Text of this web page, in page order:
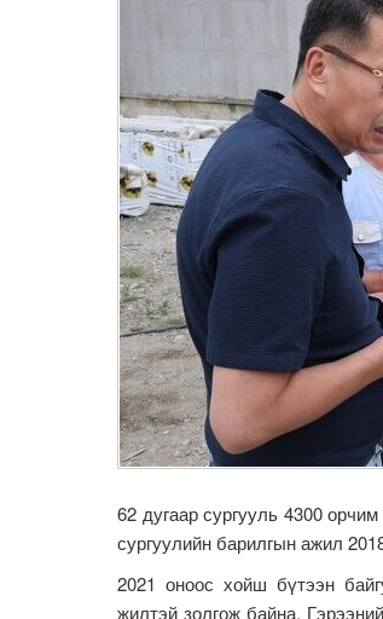
62 дугаар сургууль 4300
сургуулийн барилгын ажил
2021 оноос хойш бүтээн
жилтэй золгож байна.